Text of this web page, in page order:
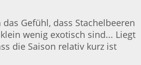
das Gefühl, dass Stachelbeeren
wenig exotisch sind... Liegt
die Saison relativ kurz ist